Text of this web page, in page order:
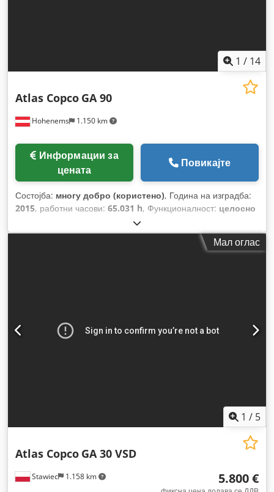
1 / 14
Hohenems 1.150 km
Atlas Copco GA 90
цената
Повикајте
Состојба: многу добро (користено), Година на изградба:
2015, работни часови: 65.031 h, Функционалност: целосно
Мал оглас
1 / 5
Stawiec 1.158 km
Atlas Copco GA 30 VSD
5.800 €